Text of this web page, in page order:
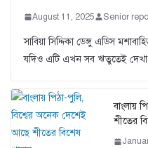
August 11, 2025 Senior
সাবিয়া সিদ্দিকা ডেঙ্গু এডিস
যদিও এটি এখন সব ঋতুতেই দেখা
বাংলায়
শীতের